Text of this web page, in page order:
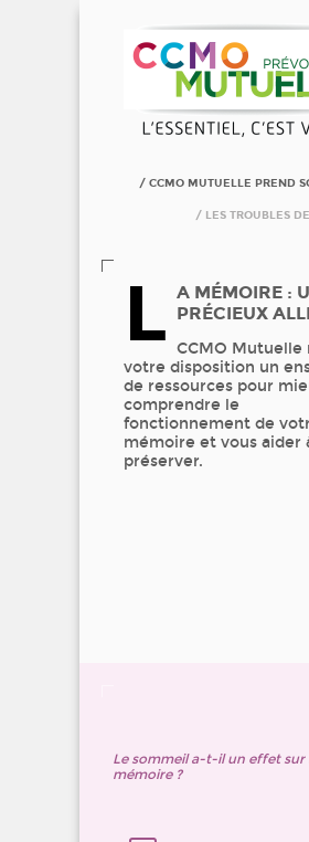
CCMO MUTUELLE PREND
LES TROUBLES
L A MÉMOIRE :
PRÉCIEUX
CCMO Mutuelle
votre disposition un
de ressources pour
comprendre le
fonctionnement de
mémoire et vous aider
préserver.
Le sommeil a-t-il un effet sur
mémoire ?